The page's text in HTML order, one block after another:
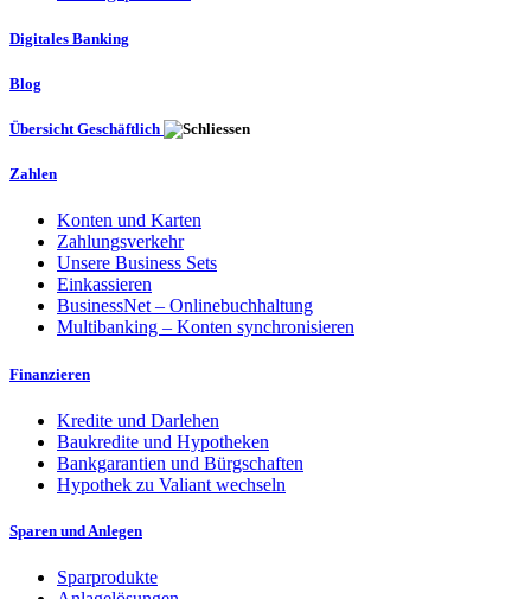
Digitales Banking
Blog
Übersicht Geschäftlich
Zahlen
Konten und Karten
Zahlungsverkehr
Unsere Business Sets
Einkassieren
BusinessNet – Onlinebuchhaltung
Multibanking – Konten synchronisieren
Finanzieren
Kredite und Darlehen
Baukredite und Hypotheken
Bankgarantien und Bürgschaften
Hypothek zu Valiant wechseln
Sparen und Anlegen
Sparprodukte